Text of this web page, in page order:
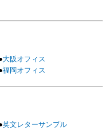
大阪オフィス
福岡オフィス
英文レターサンプル